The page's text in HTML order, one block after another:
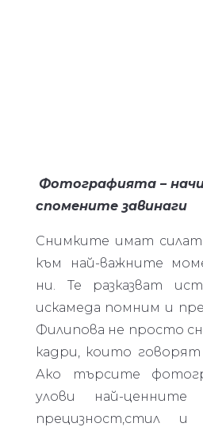
Фотографията –
спомените завинаги
Снимките имат
към най-важните
ни. Те разказват
искамеда помним и
Филипова не просто
кадри, които говорят
Ако търсите
улови най-
прецизност,стил и